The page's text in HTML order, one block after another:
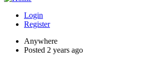
Login
Register
Anywhere
Posted 2 years ago